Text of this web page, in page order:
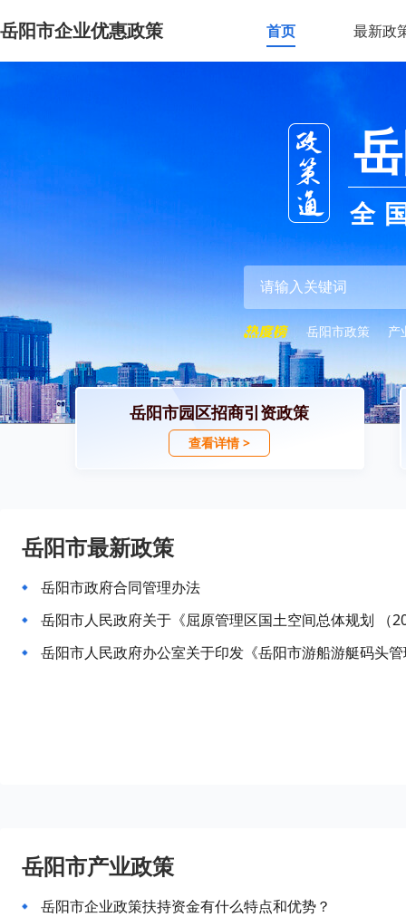
岳阳市企业优惠政策 首页 最新政
全
岳阳市政策 产
岳阳市园区招商引资政策
查看详情 >
岳阳市最新政策
岳阳市政府合同管理办法
岳阳市人民政府关于《屈原管理区国土空间总体规划 （
岳阳市人民政府办公室关于印发《岳阳市游船游艇码头
岳阳市产业政策
岳阳市企业政策扶持资金有什么特点和优势？